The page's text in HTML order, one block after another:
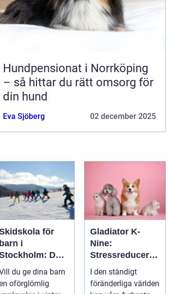
Hundpensionat i Norrköping
– så hittar du rätt omsorg för
din hund
Eva Sjöberg 02 december 2025
för
barn i
Den
platsen
för små blivande
skidåkare
du ge dina barn
oförglömlig
Gladiator K-
Nine:
Stressreduceran
de och
ångestdämpand
e hundhalsband
I den ständigt
föränderliga världen